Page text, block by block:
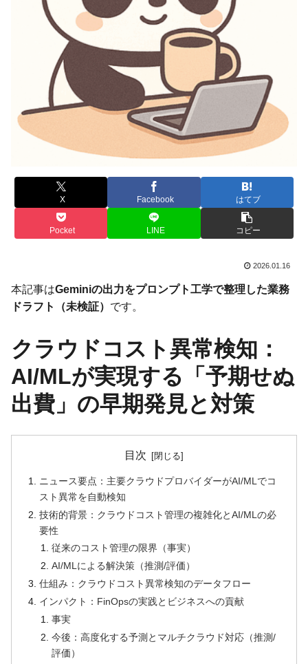
X Facebook はてブ
Pocket LINE コピー
2026.01.16
本記事はGeminiの出力をプロンプト工学で整理した業務
ドラフト（未検証） です。
クラウドコスト異常検知：
AI/MLが実現する「予期せぬ
出費」の早期発見と対策
目次
ニュース要点：主要クラウドプロバイダーがAI/MLでコ
スト異常を自動検知
技術的背景：クラウドコスト管理の複雑化とAI/MLの必
要性
従来のコスト管理の限界（事実）
AI/MLによる解決策（推測/評価）
仕組み：クラウドコスト異常検知のデータフロー
インパクト：FinOpsの実践とビジネスへの貢献
事実
今後：高度化する予測とマルチクラウド対応（推測/
評価）